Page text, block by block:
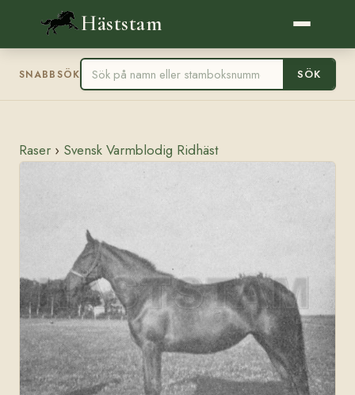
Häststam
SNABBSÖK SÖK
Raser › Svensk Varmblodig Ridhäst